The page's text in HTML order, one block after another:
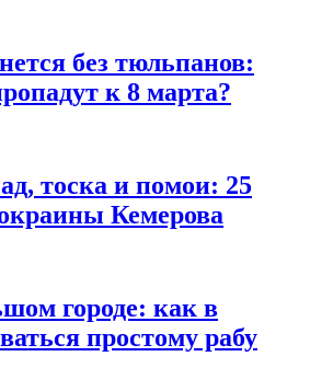
без тюльпанов:
к 8 марта?
тоска и помои: 25
Кемерова
городе: как в
простому рабу